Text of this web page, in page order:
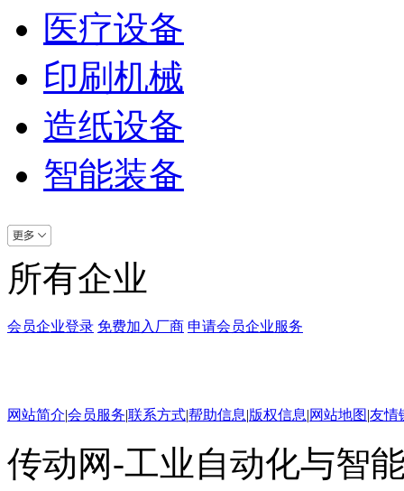
医疗设备
印刷机械
造纸设备
智能装备
所有企业
会员企业登录 免费加入厂商 申请会员企业服务
网站简介|会员服务|联系方式|帮助信息|版权信息|网站地图|友情
传动网-工业自动化与智